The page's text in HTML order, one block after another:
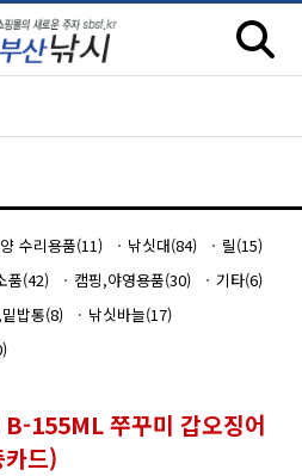
수리용품(11) 낚싯대(84)
릴(15)
품(42) 캠핑,야영용품(30)
기타(6)
밥통(8)
낚싯바늘(17)
155ML 쭈꾸미 갑오징어
드)